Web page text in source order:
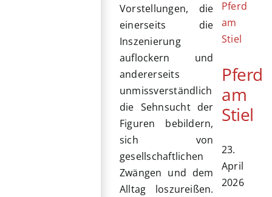
Vorstellungen, die
einerseits die
Inszenierung
auflockern und
andererseits
unmissverständlich
die Sehnsucht der
Figuren bebildern,
sich von
gesellschaftlichen
Zwängen und dem
Alltag loszureißen.
Pferd
am
Stiel
23.
April
2026